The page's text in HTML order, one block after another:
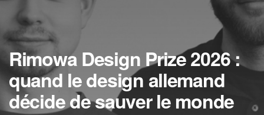
Rimowa Design Prize 2026 :
quand le design allemand
décide de sauver le monde